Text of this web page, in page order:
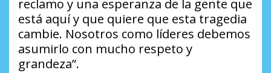
reclamo y una esperanza de la gente que
está aquí y que quiere que esta tragedia
cambie. Nosotros como líderes debemos
asumirlo con mucho respeto y
grandeza”.